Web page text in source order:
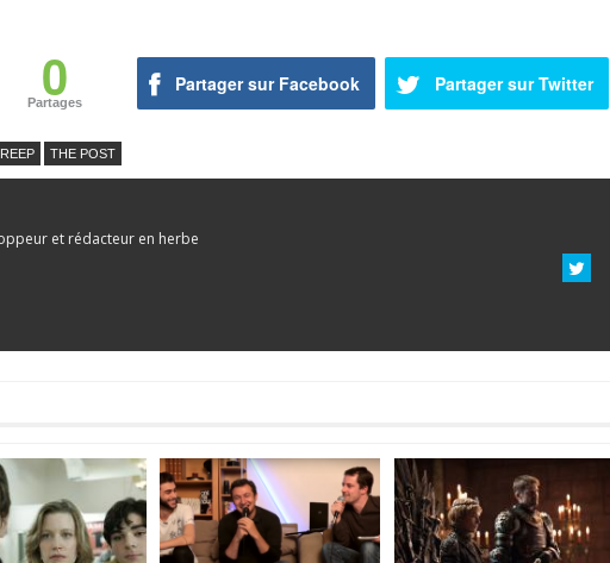
0
Partages
Partager sur Facebook Partager sur Twitter
THE POST
et rédacteur en herbe